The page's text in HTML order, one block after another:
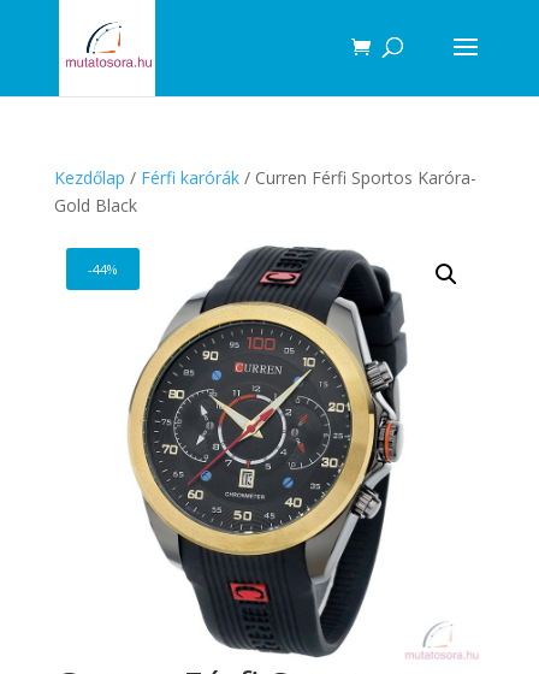
Kezdőlap / Férfi karórák/ Curren Férfi Sportos Karóra-
Gold Black
-44%